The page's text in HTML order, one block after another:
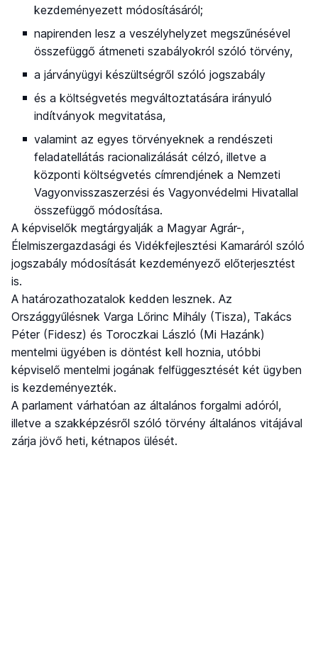
kezdeményezett módosításáról;
napirenden lesz a veszélyhelyzet megszűnésével
összefüggő átmeneti szabályokról szóló törvény,
a járványügyi készültségről szóló jogszabály
és a költségvetés megváltoztatására irányuló
indítványok megvitatása,
valamint az egyes törvényeknek a rendészeti
feladatellátás racionalizálását célzó, illetve a
központi költségvetés címrendjének a Nemzeti
Vagyonvisszaszerzési és Vagyonvédelmi Hivatallal
összefüggő módosítása.
A képviselők megtárgyalják a Magyar Agrár-,
Élelmiszergazdasági és Vidékfejlesztési Kamaráról szóló
jogszabály módosítását kezdeményező előterjesztést
is.
A határozathozatalok kedden lesznek. Az
Országgyűlésnek Varga Lőrinc Mihály (Tisza), Takács
Péter (Fidesz) és Toroczkai László (Mi Hazánk)
mentelmi ügyében is döntést kell hoznia, utóbbi
képviselő mentelmi jogának felfüggesztését két ügyben
is kezdeményezték.
A parlament várhatóan az általános forgalmi adóról,
illetve a szakképzésről szóló törvény általános vitájával
zárja jövő heti, kétnapos ülését.